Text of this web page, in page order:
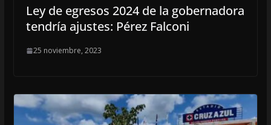
Ley de egresos 2024 de la gobernadora
tendría ajustes: Pérez Falconi
25 noviembre, 2023